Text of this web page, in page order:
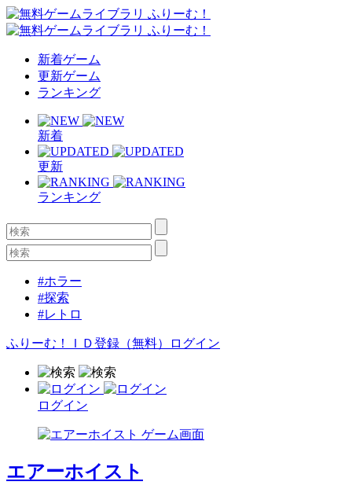
新着ゲーム
更新ゲーム
ランキング
新着
更新
ランキング
#ホラー
#探索
#レトロ
ふりーむ！ＩＤ登録（無料） ログイン
ログイン
エアーホイスト